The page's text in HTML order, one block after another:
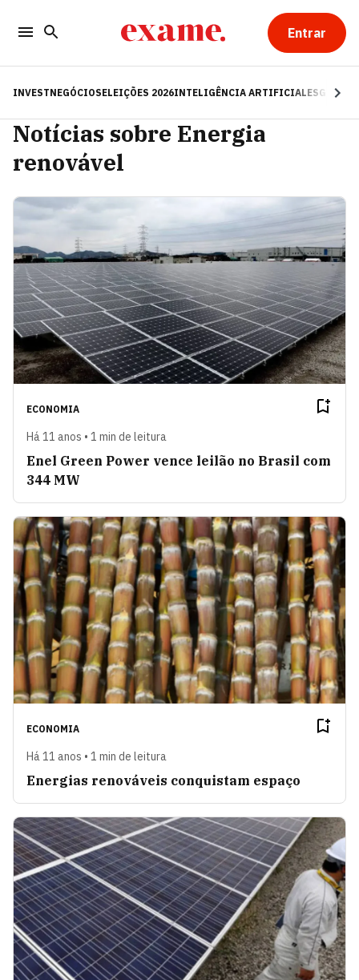
Entrar
INVESTNEGÓCIOSELEIÇÕES 2026INTELIGÊNCIA ARTIFICIALESG
Notícias sobre Energia
renovável
ECONOMIA
Há 11 anos • 1 min de leitura
Enel Green Power vence leilão no Brasil com
344 MW
ECONOMIA
Há 11 anos • 1 min de leitura
Energias renováveis conquistam espaço